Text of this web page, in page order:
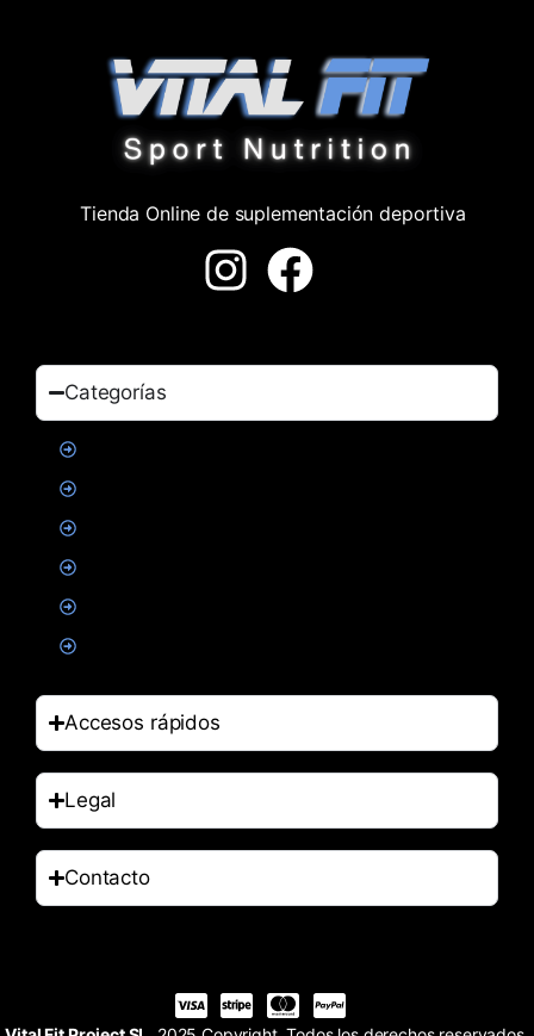
Tienda Online de suplementación deportiva
Categorías
Accesos rápidos
Legal
Contacto